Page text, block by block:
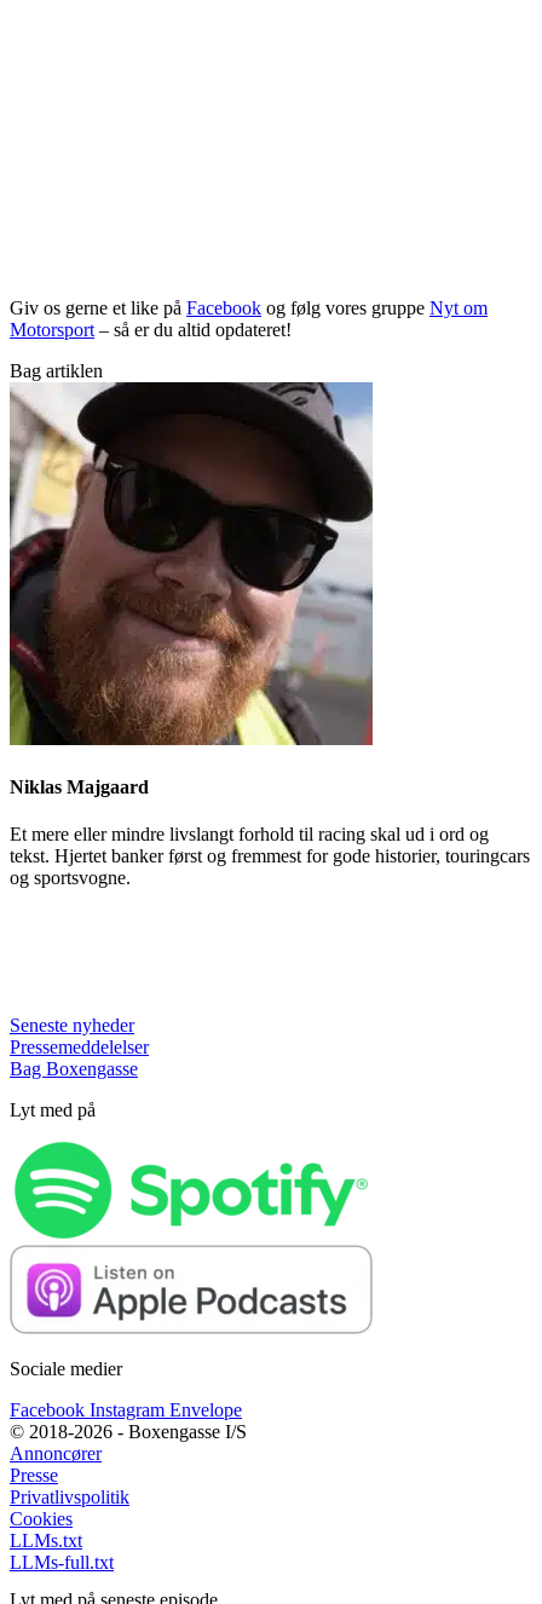
Giv os gerne et like på Facebook og følg vores gruppe Nyt om
Motorsport– så er du altid opdateret!
Bag artiklen
Niklas Majgaard
Et mere eller mindre livslangt forhold til racing skal ud i ord og
tekst. Hjertet banker først og fremmest for gode historier, touringcars
og sportsvogne.
Seneste nyheder
Pressemeddelelser
Bag Boxengasse
Lyt med på
Sociale medier
Facebook Instagram Envelope
© 2018-2026 - Boxengasse I/S
Annoncører
Presse
Privatlivspolitik
Cookies
LLMs.txt
LLMs-full.txt